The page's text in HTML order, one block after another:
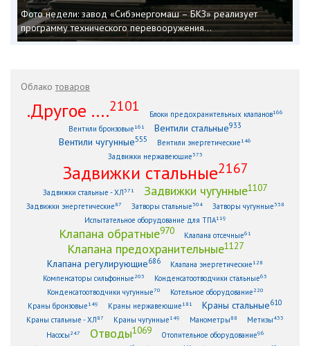
Фото недели: завод «Сибэнергомаш – БКЗ» реализует
программу технического перевооружения...
Облакотоваров
.Другое ....2101
Блоки предохранительных клапанов166
Вентили бронзовые161 Вентили стальные933
Вентили чугунные555 Вентили энергетические146
Задвижки нержавеющие373
Задвижки стальные2167
Задвижки стальные - ХЛ371 Задвижки чугунные1107
Задвижки энергетические87 Затворы стальные304 Затворы чугунные338
Испытательное оборудование для ТПА119
Клапана обратные970 Клапана отсечные61
Клапана предохранительные1127
Клапана регулирующие686 Клапана энергетические128
Компенсаторы сильфонные203 Конденсатоотводчики стальные63
Конденсатоотводчики чугунные70 Котельное оборудование220
Краны бронзовые149 Краны нержавеющие181 Краны стальные610
Краны стальные - ХЛ87 Краны чугунные149 Манометры88 Метизы433
Насосы247 Отводы1069 Отопительное оборудование96